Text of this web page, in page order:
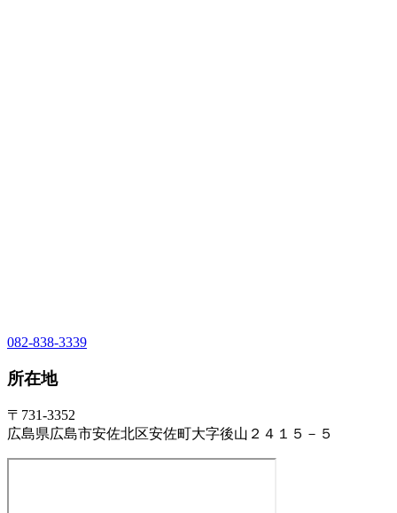
082-838-3339
所在地
〒731-3352
広島県広島市安佐北区安佐町大字後山２４１５－５